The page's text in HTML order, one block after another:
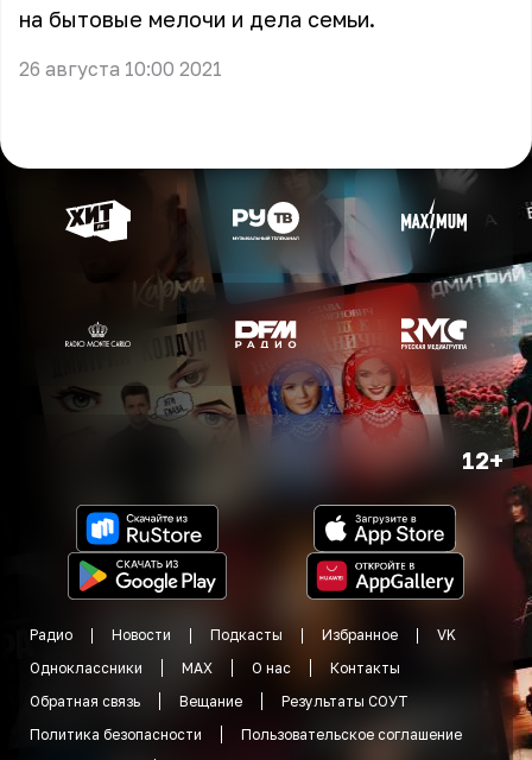
на бытовые мелочи и дела семьи.
26 августа 10:00 2021
12+
Радио Новости Подкасты Избранное
VK
Одноклассники
MAX О нас
Контакты
Обратная связь
Вещание
Результаты СОУТ
Политика безопасности
Пользовательское соглашение